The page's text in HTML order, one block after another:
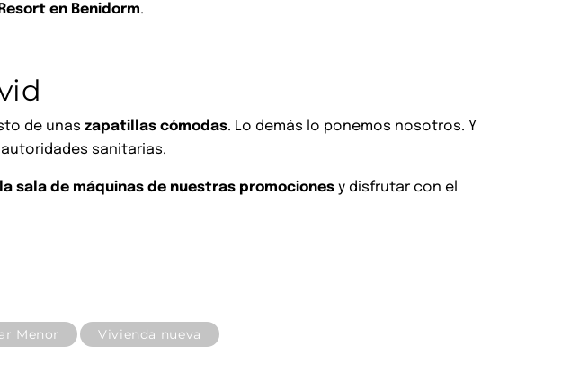
en Benidorm.
de unas zapatillas cómodas. Lo demás lo ponemos nosotros. Y
sanitarias.
sala de máquinas de nuestras promociones y disfrutar con el
Menor Vivienda nueva